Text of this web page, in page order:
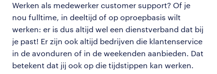
Werken als medewerker customer support? Of je
nou fulltime, in deeltijd of op oproepbasis wilt
werken: er is dus altijd wel een dienstverband dat bij
je past! Er zijn ook altijd bedrijven die klantenservice
in de avonduren of in de weekenden aanbieden. Dat
betekent dat jij ook op die tijdstippen kan werken.